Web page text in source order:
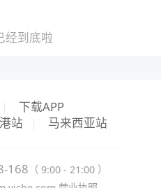
经到底啦
下载APP
站 马来西亚站
168 （ 9:00 - 21:00 ）